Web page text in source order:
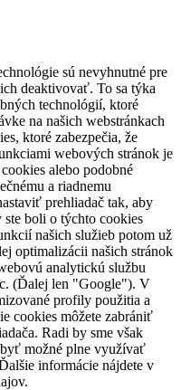
sú nevyhnutné pre
deaktivovať. To sa týka
technológií, ktoré
na našich webstránkach
ktoré zabezpečia, že
webových stránok je
alebo podobné
a riadnemu
prehliadač tak, aby
boli o týchto cookies
našich služieb potom už
optimalizácii našich stránok
analytickú službu
(Ďalej len "Google"). V
profily použitia a
cookies môžete zabrániť
Radi by sme však
možné plne využívať
informácie nájdete v